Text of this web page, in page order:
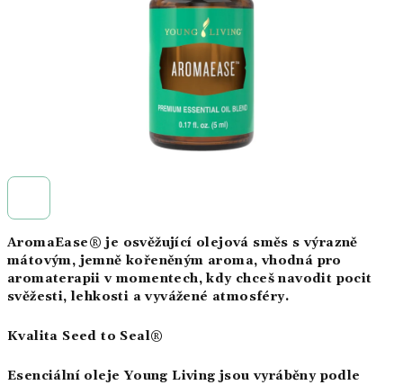
AromaEase® je osvěžující olejová směs s výrazně
mátovým, jemně kořeněným aroma, vhodná pro
aromaterapii v momentech, kdy chceš navodit pocit
svěžesti, lehkosti a vyvážené atmosféry.
Kvalita Seed to Seal®
Esenciální oleje Young Living jsou vyráběny podle